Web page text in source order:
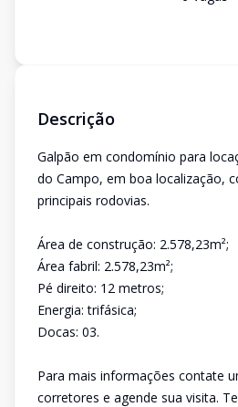
Descrição
Galpão em condomínio para
do Campo, em boa localização,
principais rodovias.
Área de construção: 2.578,23m²;
Área fabril: 2.578,23m²;
Pé direito: 12 metros;
Energia: trifásica;
Docas: 03.
Para mais informações contate
corretores e agende sua visita.